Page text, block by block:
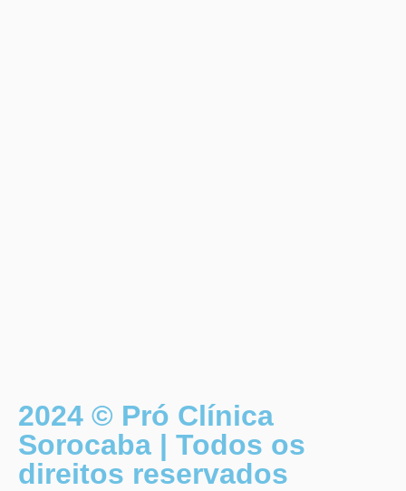
2024 © Pró Clínica
Sorocaba | Todos os
direitos reservados